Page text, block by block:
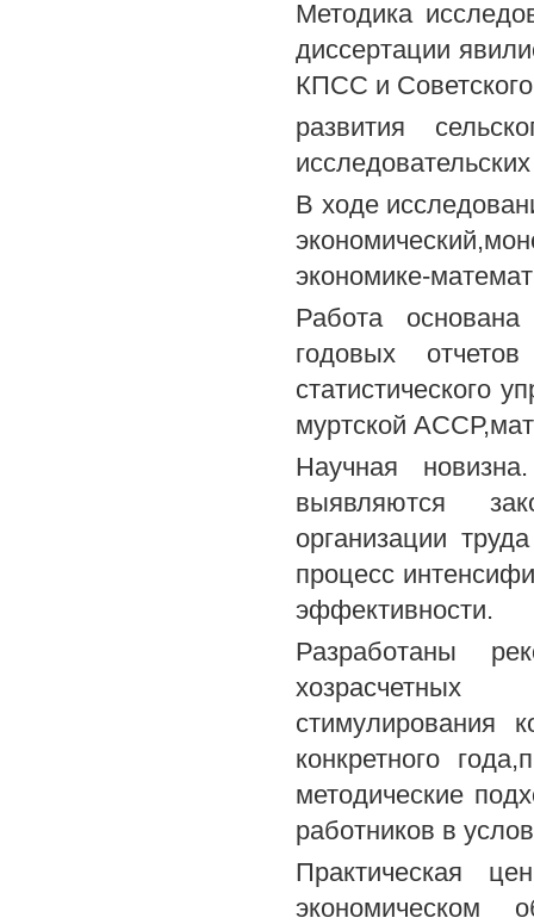
Методика
диссертации
КПСС и
развития
В ходе
экономике-
Работа
годовых
статистического
муртской
Научная
выявляются
организации
процесс
эффективности.
Разработаны
хозрасчетных
стимулирования
конкретного
методические
работников в
Практическая
экономическом